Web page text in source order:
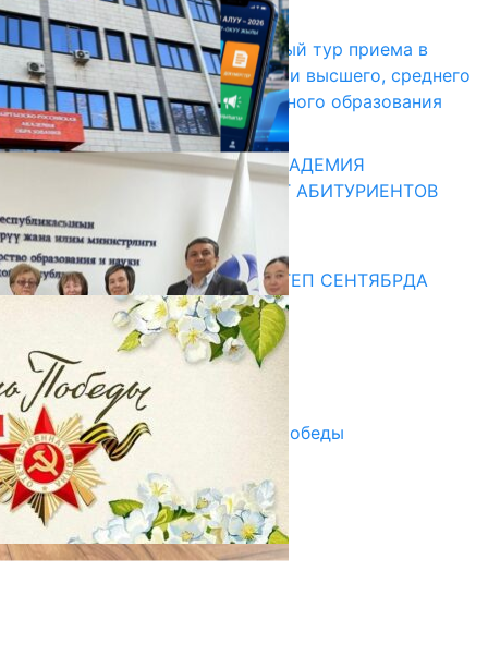
17.07.2026
В Кыргызстане начался первый тур приема в
образовательные организации высшего, среднего
и начального профессионального образования
13.07.2026
КЫРГЫЗКО-РОССИЙСКАЯ АКАДЕМИЯ
ОБРАЗОВАНИЯ ПРИГЛАШАЕТ АБИТУРИЕНТОВ
10.07.2026
Медиа
СУЗАКТА 750 ОРУНДУУ МЕКТЕП СЕНТЯБРДА
ПАЙДАЛАНУУГА БЕРИЛЕТ
07.08.2025
Улуу Жеңиштин жандуу сөзү
29.04.2025
Награды в преддверии Дня Победы
29.04.2025